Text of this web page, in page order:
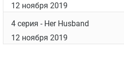
12 ноября 2019
4 серия - Her Husband
12 ноября 2019